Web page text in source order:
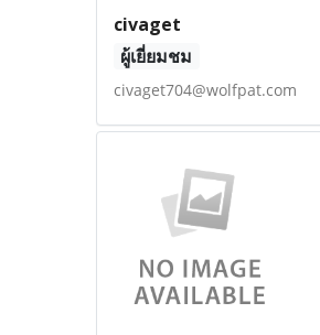
civaget
ผู้เยี่ยมชม
civaget704@wolfpat.com